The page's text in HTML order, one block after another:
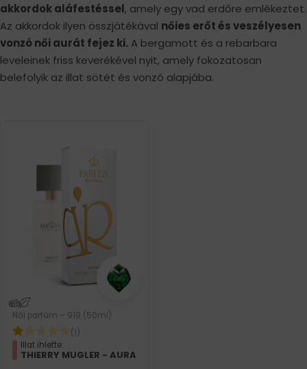
akkordok aláfestéssel, amely egy vad erdőre emlékeztet.
Az akkordok ilyen összjátékával nőies erőt és veszélyesen
vonzó női aurát fejez ki. A bergamott és a rebarbara
leveleinek friss keverékével nyit, amely fokozatosan
belefolyik az illat sötét és vonzó alapjába.
Női parfüm – 919 (50ml)
(1)
Illat ihlette:
THIERRY MUGLER - AURA